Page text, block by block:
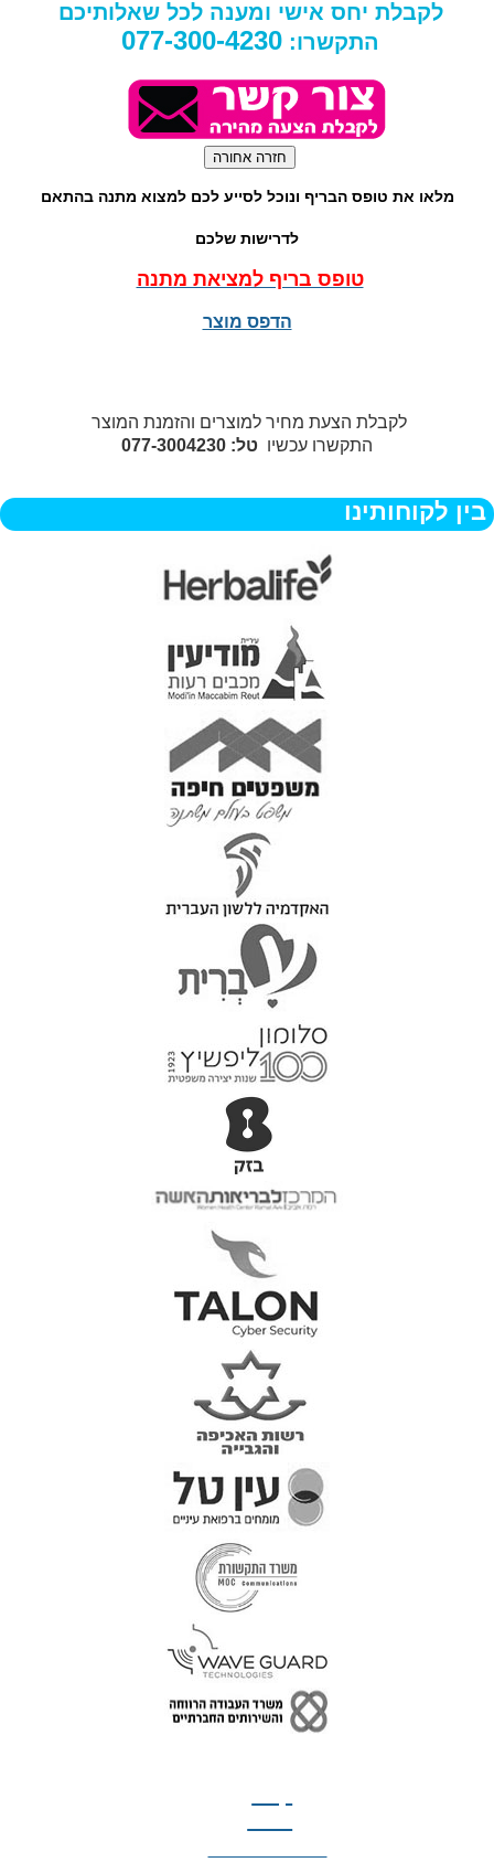
לקבלת יחס אישי ומענה לכל שאלותיכם
התקשרו: 077-300-4230
מלאו את טופס הבריף ונוכל לסייע לכם למצוא מתנה בהתאם
לדרישות שלכם
טופס בריף למציאת מתנה
הדפס מוצר
לקבלת הצעת מחיר למוצרים והזמנת המוצר
התקשרו עכשיו טל: 077-3004230
בין לקוחותינו